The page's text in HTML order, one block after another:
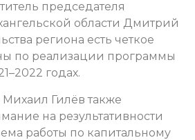
председателя
области Дмитрий
региона есть четкое
по реализации программы
годах.
Гилёв также
на результативности
работы по капитальному